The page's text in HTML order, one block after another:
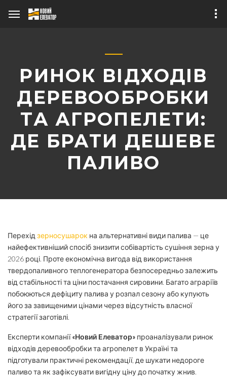
Про бізнес
РИНОК ВІДХОДІВ
ДЕРЕВООБРОБКИ
ТА АГРОПЕЛЕТИ:
ДЕ БРАТИ ДЕШЕВЕ
ПАЛИВО
Перехід зерносушарок на альтернативні види палива — це
найефективніший спосіб знизити собівартість сушіння зерна у
2026 році. Проте економічна вигода від використання
твердопаливного теплогенератора безпосередньо залежить
від стабільності та ціни постачання сировини. Багато аграріїв
побоюються дефіциту палива у розпал сезону або купують
його за завищеними цінами через відсутність власної
стратегії заготівлі.
Експерти компанії«Новий Елеватор» проаналізували ринок
відходів деревообробки та агропелет в Україні та
підготували практичні рекомендації, де шукати недороге
паливо та як зафіксувати вигідну ціну до початку жнив.